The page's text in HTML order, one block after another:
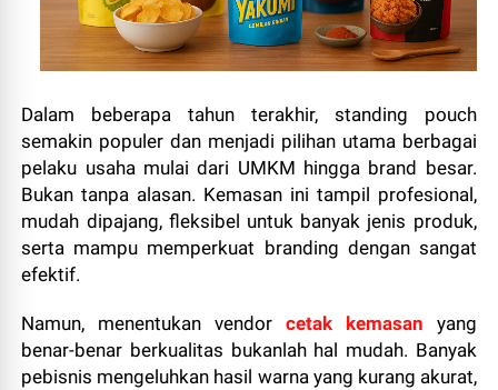
Dalam beberapa tahun terakhir, standing pouch
semakin populer dan menjadi pilihan utama berbagai
pelaku usaha mulai dari UMKM hingga brand besar.
Bukan tanpa alasan. Kemasan ini tampil profesional,
mudah dipajang, fleksibel untuk banyak jenis produk,
serta mampu memperkuat branding dengan sangat
efektif.
Namun, menentukan vendor cetak kemasan yang
benar-benar berkualitas bukanlah hal mudah. Banyak
pebisnis mengeluhkan hasil warna yang kurang akurat,